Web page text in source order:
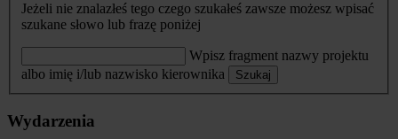
Jeżeli nie znalazłeś tego czego szukałeś zawsze możesz wpisać
szukane słowo lub frazę poniżej
Wpisz fragment nazwy projektu
albo imię i/lub nazwisko kierownika
Szukaj
Wydarzenia